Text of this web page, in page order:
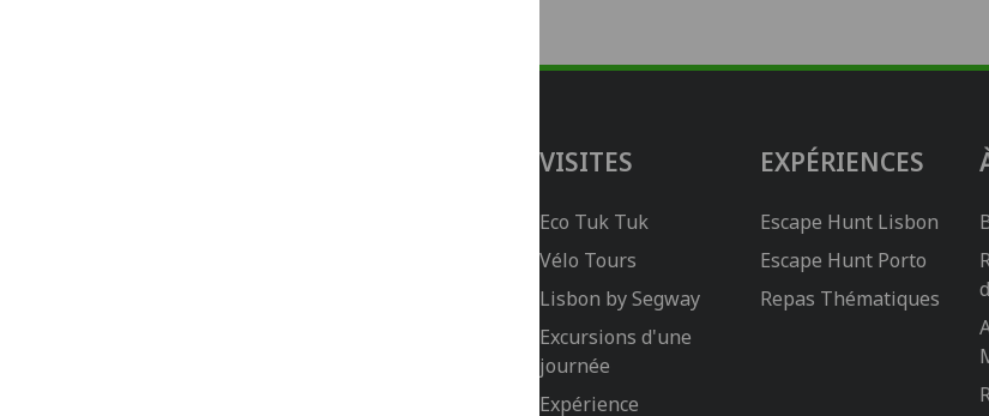
VISITES
Eco Tuk Tuk
Vélo Tours
Lisbon by Segway
Excursions d'une
journée
Expérience
EXPÉRIENCES
Escape Hunt Lisbon
Escape Hunt Porto
Repas Thématiques